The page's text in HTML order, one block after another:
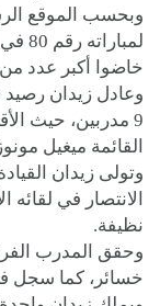
وبحسب الموقع
خاضوا أكبر عدد من
القائمة ميغيل مونوز بـ424
الانتصار في لقائه
نظيفة.
خسائر، كما سجل فريقه 219 هدفًا